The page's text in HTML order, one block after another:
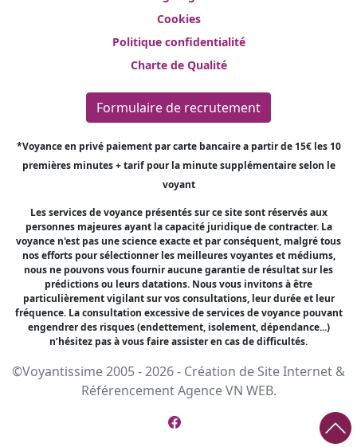
Cookies
Politique confidentialité
Charte de Qualité
Formulaire de recrutement
*Voyance en privé paiement par carte bancaire a partir de 15€ les 10
premières minutes + tarif pour la minute supplémentaire selon le
voyant
Les services de voyance présentés sur ce site sont réservés aux
personnes majeures ayant la capacité juridique de contracter. La
voyance n'est pas une science exacte et par conséquent, malgré tous
nos efforts pour sélectionner les meilleures voyantes et médiums,
nous ne pouvons vous fournir aucune garantie de résultat sur les
prédictions ou leurs datations. Nous vous invitons à être
particulièrement vigilant sur vos consultations, leur durée et leur
fréquence. La consultation excessive de services de voyance pouvant
engendrer des risques (endettement, isolement, dépendance...)
n’hésitez pas à vous faire assister en cas de difficultés.
©Voyantissime 2005 - 2026 - Création de Site Internet &
RéférencementAgence VN WEB.